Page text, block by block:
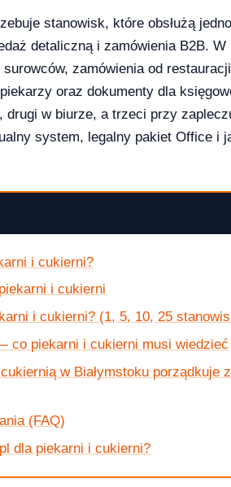
stanowisk, które obsłużą
detaliczną i zamówienia B2B.
zamówienia od
oraz dokumenty dla
drugi w biurze, a trzeci przy
system, legalny pakiet Office i
i cukierni?
i cukierni
i cukierni? (1, 5, 10, 25
co piekarni i cukierni musi wiedzieć
w Białymstoku porządkuje
(FAQ)
dla piekarni i cukierni?